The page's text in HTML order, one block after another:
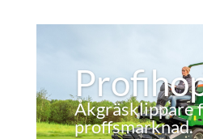
Åkgräsklippare
proffsmarknad.